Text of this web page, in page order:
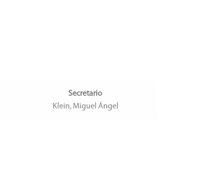
Secretario
Klein, Miguel Ángel